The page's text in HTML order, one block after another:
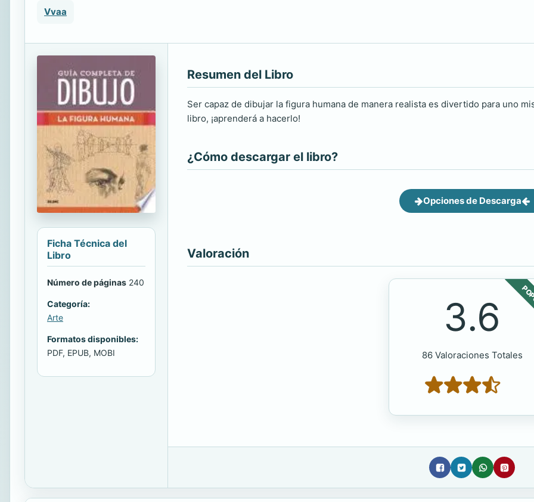
Vvaa
Ficha Técnica del
Libro
Número de páginas 240
Categoría:
Arte
Formatos disponibles:
PDF, EPUB, MOBI
Resumen del Libro
Ser capaz de dibujar la figura humana de manera realista es divertido para uno
libro, ¡aprenderá a hacerlo!
¿Cómo descargar el libro?
Opciones de Descarga
Valoración
3.6
86 Valoraciones Totales